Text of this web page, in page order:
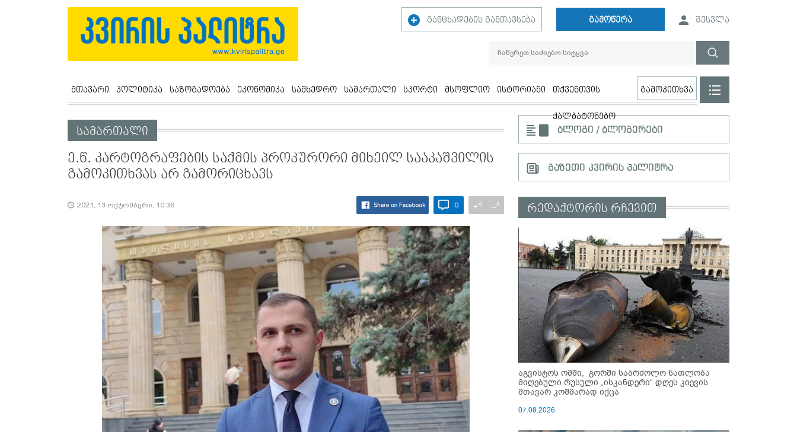
განცხადების განთავსება გამოწერა შესვლა
მთავარი პოლიტიკა საზოგადოება ეკონომიკა სამხედრო სამართალი სპორტი მსოფლიო ისტორიანი თქვენთვის
ქალბატონებო
გამოკითხვა
სამართალი
ე.წ. კარტოგრაფების საქმის პროკურორი მიხეილ სააკაშვილის
გამოკითხვას არ გამორიცხავს
2021, 13 ოქტომბერი, 10:36 0 +A −A
ბლოგი / ბლოგერები
გაზეთი კვირის პალიტრა
რედაქტორის რჩევით
აგვისტოს ომში, გორში საბრძოლო ნათლობა
მიღებული რუსული „ისკანდერი“ დღეს კიევის
მთავარ კოშმარად იქცა
07.08.2026